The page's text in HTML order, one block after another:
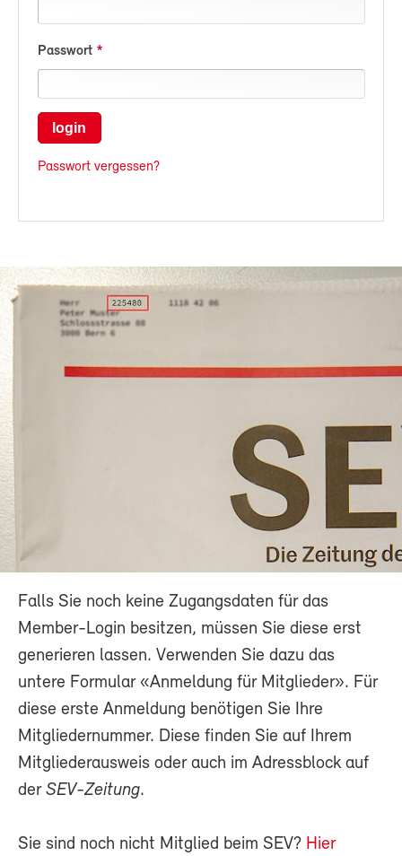
Passwort
login
Passwort vergessen?
Falls Sie noch keine Zugangsdaten für das
Member-Login besitzen, müssen Sie diese erst
generieren lassen. Verwenden Sie dazu das
untere Formular «Anmeldung für Mitglieder». Für
diese erste Anmeldung benötigen Sie Ihre
Mitgliedernummer. Diese finden Sie auf Ihrem
Mitgliederausweis oder auch im Adressblock auf
der SEV-Zeitung.
Sie sind noch nicht Mitglied beim SEV? Hier